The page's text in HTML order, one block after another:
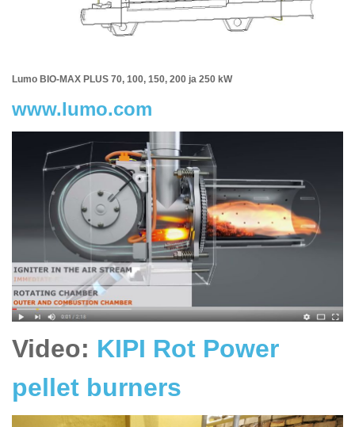
Lumo BIO-MAX PLUS 70, 100, 150, 200 ja 250 kW
www.lumo.com
Video: KIPI Rot Power
pellet burners